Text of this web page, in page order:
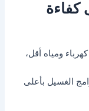
كفاءة
ومياه أقل،
الغسيل بأعلى